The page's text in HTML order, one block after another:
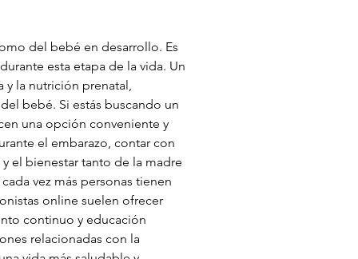
del bebé en desarrollo. Es
esta etapa de la vida. Un
la nutrición prenatal,
bebé. Si estás buscando un
una opción conveniente y
el embarazo, contar con
el bienestar tanto de la madre
vez más personas tienen
online suelen ofrecer
continuo y educación
relacionadas con la